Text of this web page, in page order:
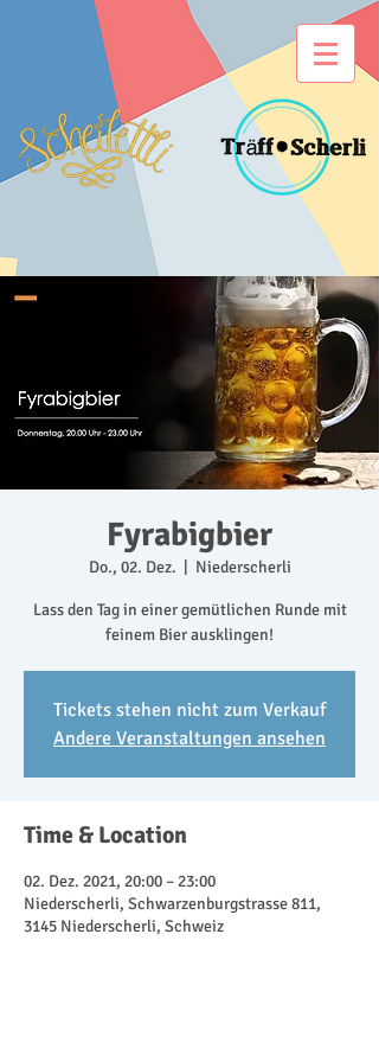
Fyrabigbier
Do., 02. Dez. Niederscherli
Lass den Tag in einer gemütlichen Runde mit
feinem Bier ausklingen!
Tickets stehen nicht zum Verkauf
Andere Veranstaltungen ansehen
Time & Location
02. Dez. 2021, 20:00 – 23:00
Niederscherli, Schwarzenburgstrasse 811,
3145 Niederscherli, Schweiz